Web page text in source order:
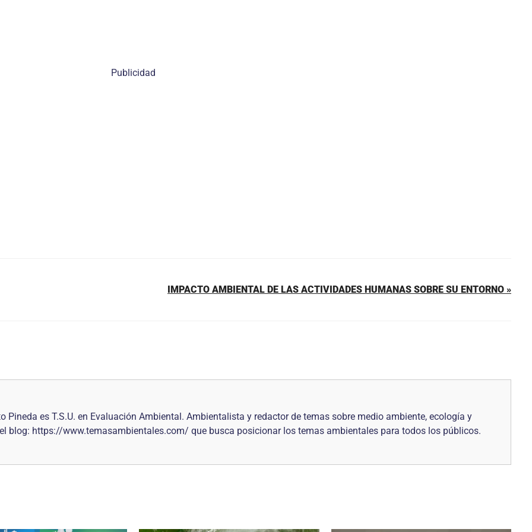
Publicidad
IMPACTO AMBIENTAL DE LAS ACTIVIDADES HUMANAS SOBRE SU ENTORNO »
es T.S.U. en Evaluación Ambiental. Ambientalista y redactor de temas sobre medio ambiente, ecología y
blog: https://www.temasambientales.com/ que busca posicionar los temas ambientales para todos los públicos.